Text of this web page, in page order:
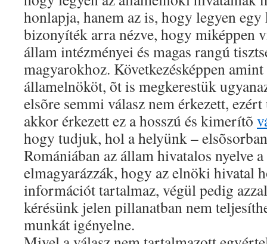
honlapja, hanem az is, hogy legyen
bizonyíték arra nézve, hogy miképpen
állam intézményei és magas rangú
magyarokhoz. Következésképpen
államelnököt, õt is megkerestük
elsõre semmi válasz nem érkezett,
akkor érkezett ez a hosszú és kimerítõ
hogy tudjuk, hol a helyünk –
Romániában az állam hivatalos nyelve
elmagyarázzák, hogy az elnöki hivatal
információt tartalmaz, végül pedig
kérésünk jelen pillanatban nem
munkát igényelne.